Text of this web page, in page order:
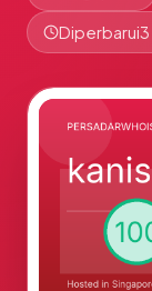
Diperbarui3